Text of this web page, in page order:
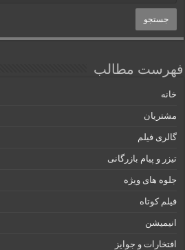
فهرست مطالب
خانه
مشتریان
گالری فیلم
تیزر و پیام بازرگانی
جلوه های ویژه
فیلم کوتاه
انیمیشن
افتخارات و جوایز